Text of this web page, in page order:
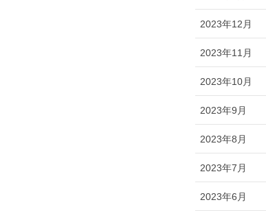
2023年12月
2023年11月
2023年10月
2023年9月
2023年8月
2023年7月
2023年6月